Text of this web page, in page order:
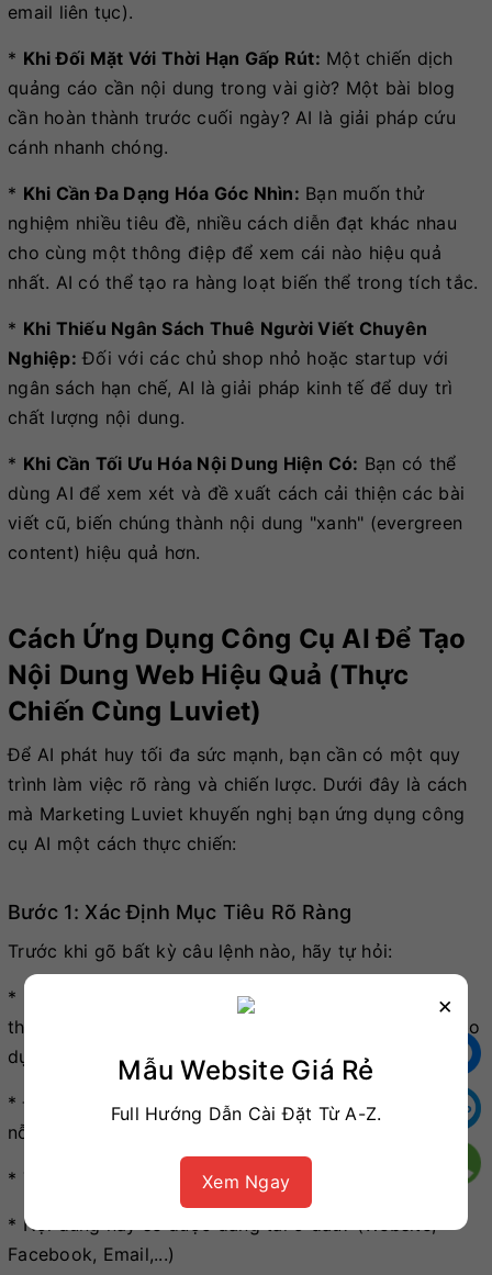
email liên tục).
* Khi Đối Mặt Với Thời Hạn Gấp Rút: Một chiến dịch
quảng cáo cần nội dung trong vài giờ? Một bài blog
cần hoàn thành trước cuối ngày? AI là giải pháp cứu
cánh nhanh chóng.
* Khi Cần Đa Dạng Hóa Góc Nhìn: Bạn muốn thử
nghiệm nhiều tiêu đề, nhiều cách diễn đạt khác nhau
cho cùng một thông điệp để xem cái nào hiệu quả
nhất. AI có thể tạo ra hàng loạt biến thể trong tích tắc.
* Khi Thiếu Ngân Sách Thuê Người Viết Chuyên
Nghiệp: Đối với các chủ shop nhỏ hoặc startup với
ngân sách hạn chế, AI là giải pháp kinh tế để duy trì
chất lượng nội dung.
* Khi Cần Tối Ưu Hóa Nội Dung Hiện Có: Bạn có thể
dùng AI để xem xét và đề xuất cách cải thiện các bài
viết cũ, biến chúng thành nội dung "xanh" (evergreen
content) hiệu quả hơn.
Cách Ứng Dụng Công Cụ AI Để Tạo
Nội Dung Web Hiệu Quả (Thực
Chiến Cùng Luviet)
Để AI phát huy tối đa sức mạnh, bạn cần có một quy
trình làm việc rõ ràng và chiến lược. Dưới đây là cách
mà Marketing Luviet khuyến nghị bạn ứng dụng công
cụ AI một cách thực chiến:
Bước 1: Xác Định Mục Tiêu Rõ Ràng
Trước khi gõ bất kỳ câu lệnh nào, hãy tự hỏi:
* Mục tiêu của nội dung này là gì? (Tăng nhận diện
thương hiệu, tạo khách hàng tiềm năng, bán hàng, giáo
dục khách hàng?)
* Đối tượng mục tiêu của tôi là ai? (Họ có đặc điểm gì,
nỗi đau của họ là gì?)
* Thông điệp chính tôi muốn truyền tải là gì?
* Nội dung này sẽ được đăng tải ở đâu? (Website,
Facebook, Email,...)
×
Mẫu Website Giá Rẻ
Full Hướng Dẫn Cài Đặt Từ A-Z.
Xem Ngay